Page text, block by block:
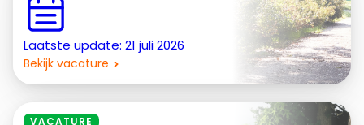
Laatste update: 21 juli 2026
Bekijk vacature
VACATURE